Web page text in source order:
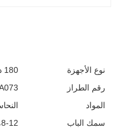
نوع الأجهزة
180 درجة الحاجز الاستحمام
رقم الطراز
المواد
سمك الباب
8-12ملم